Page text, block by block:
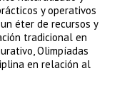
y operativos
éter de recursos y
tradicional en
Olimpíadas
en relación al